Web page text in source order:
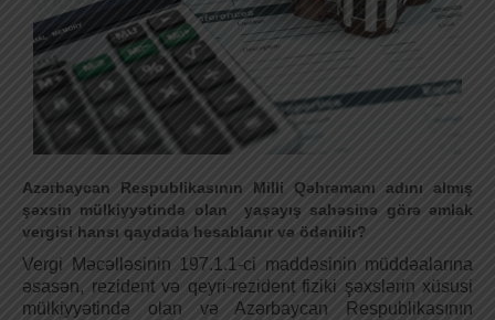
Azərbaycan Respublikasının Milli Qəhrəmanı adını almış
şəxsin mülkiyyətində olan yaşayış sahəsinə görə əmlak
vergisi hansı qaydada hesablanır və ödənilir?
Vergi Məcəlləsinin 197.1.1-ci maddəsinin müddəalarına
əsasən, rezident və qeyri-rezident fiziki şəxslərin xüsusi
mülkiyyətində olan və Azərbaycan Respublikasının